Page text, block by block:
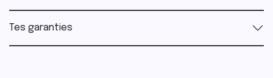
Tes garanties